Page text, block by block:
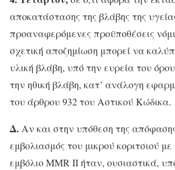
αποκατάστασης της βλάβης της
προαναφερόμενες προϋποθέσεις
σχετική αποζημίωση μπορεί να
υλική βλάβη, υπό την ευρεία του
την ηθική βλάβη, κατ’ ανάλογη
του άρθρου 932 του Αστικού Κώδικα.
Δ. Αν και στην υπόθεση της
εμβολιασμός του μικρού κοριτσιού
εμβόλιο MMR II ήταν, ουσιαστικά,